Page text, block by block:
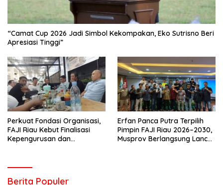
“Camat Cup 2026 Jadi Simbol Kekompakan, Eko Sutrisno Beri
Apresiasi Tinggi”
Perkuat Fondasi Organisasi,
FAJI Riau Kebut Finalisasi
Kepengurusan dan
Erfan Panca Putra Terpilih
Pimpin FAJI Riau 2026–2030,
Musprov Berlangsung Lancar
Berita Populer